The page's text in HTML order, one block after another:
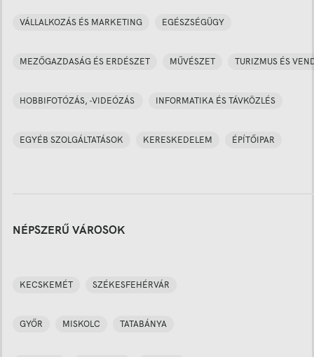
VÁLLALKOZÁS ÉS MARKETING EGÉSZSÉGÜGY
MEZŐGAZDASÁG ÉS ERDÉSZET MŰVÉSZET TURIZMUS ÉS
HOBBIFOTÓZÁS, -VIDEÓZÁS INFORMATIKA ÉS TÁVKÖZLÉS
EGYÉB SZOLGÁLTATÁSOK KERESKEDELEM ÉPÍTŐIPAR
NÉPSZERŰ VÁROSOK
KECSKEMÉT SZÉKESFEHÉRVÁR
GYŐR MISKOLC TATABÁNYA